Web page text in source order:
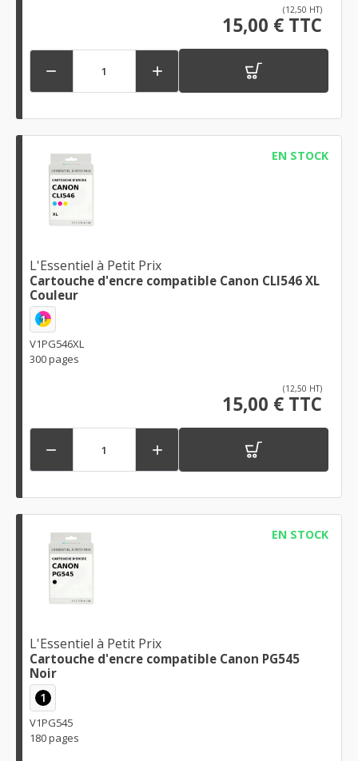
(12,50 HT)
15,00 € TTC
 
EN STOCK
L'Essentiel à Petit Prix
Cartouche d'encre compatible Canon CLI546 XL
Couleur
1
V1PG546XL
300 pages
(12,50 HT)
15,00 € TTC
 
EN STOCK
L'Essentiel à Petit Prix
Cartouche d'encre compatible Canon PG545
Noir
1
V1PG545
180 pages